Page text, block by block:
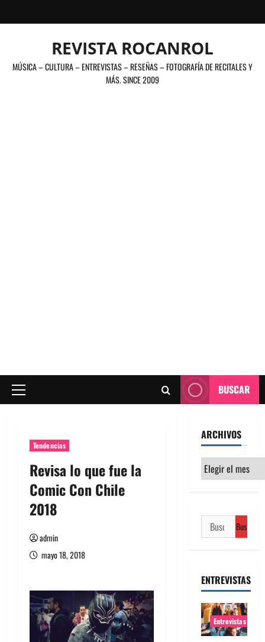
al
REVISTA ROCANROL
MÚSICA – CULTURA – ENTREVISTAS – RESEÑAS – FOTOGRAFÍA DE RECITALES Y
MÁS. SINCE 2009
Menú
BUSCAR
Tendencias
Revisa lo que fue la
Comic Con Chile
2018
admin
mayo 18, 2018
ARCHIVOS
Archivos
Buscar:
ENTREVISTAS
Entrevistas